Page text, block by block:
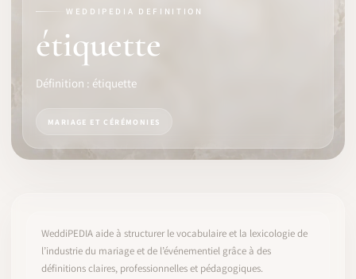
LOGICIEL
IDENTITÉ PRO
COMMENCER
WEDDIPEDIA DEFINITION
étiquette
Définition : étiquette
MARIAGE ET CÉRÉMONIES
WeddiPEDIA aide à structurer le vocabulaire et la lexicologie de
l’industrie du mariage et de l’événementiel grâce à des
définitions claires, professionnelles et pédagogiques.